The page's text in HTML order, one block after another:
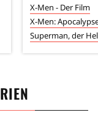
X-Men - Der Film
X-Men:
Superman, der